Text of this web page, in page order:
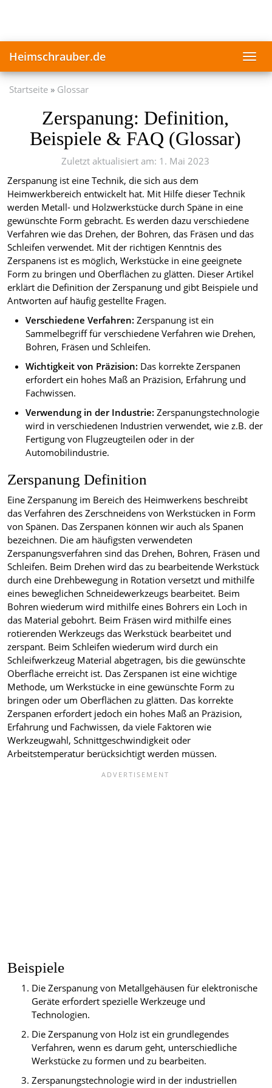
Heimschrauber.de
Startseite Glossar
Zerspanung: Definition,
Beispiele & FAQ (Glossar)
Zuletzt aktualisiert am: 1. Mai 2023
Zerspanung ist eine Technik, die sich aus dem
Heimwerkbereich entwickelt hat. Mit Hilfe dieser Technik
werden Metall- und Holzwerkstücke durch Späne in eine
gewünschte Form gebracht. Es werden dazu verschiedene
Verfahren wie das Drehen, der Bohren, das Fräsen und das
Schleifen verwendet. Mit der richtigen Kenntnis des
Zerspanens ist es möglich, Werkstücke in eine geeignete
Form zu bringen und Oberflächen zu glätten. Dieser Artikel
erklärt die Definition der Zerspanung und gibt Beispiele und
Antworten auf häufig gestellte Fragen.
Verschiedene Verfahren: Zerspanung ist ein
Sammelbegriff für verschiedene Verfahren wie Drehen,
Bohren, Fräsen und Schleifen.
Wichtigkeit von Präzision: Das korrekte Zerspanen
erfordert ein hohes Maß an Präzision, Erfahrung und
Fachwissen.
Verwendung in der Industrie: Zerspanungstechnologie
wird in verschiedenen Industrien verwendet, wie z.B. der
Fertigung von Flugzeugteilen oder in der
Automobilindustrie.
Zerspanung Definition
Eine Zerspanung im Bereich des Heimwerkens beschreibt
das Verfahren des Zerschneidens von Werkstücken in Form
von Spänen. Das Zerspanen können wir auch als Spanen
bezeichnen. Die am häufigsten verwendeten
Zerspanungsverfahren sind das Drehen, Bohren, Fräsen und
Schleifen. Beim Drehen wird das zu bearbeitende Werkstück
durch eine Drehbewegung in Rotation versetzt und mithilfe
eines beweglichen Schneidewerkzeugs bearbeitet. Beim
Bohren wiederum wird mithilfe eines Bohrers ein Loch in
das Material gebohrt. Beim Fräsen wird mithilfe eines
rotierenden Werkzeugs das Werkstück bearbeitet und
zerspant. Beim Schleifen wiederum wird durch ein
Schleifwerkzeug Material abgetragen, bis die gewünschte
Oberfläche erreicht ist. Das Zerspanen ist eine wichtige
Methode, um Werkstücke in eine gewünschte Form zu
bringen oder um Oberflächen zu glätten. Das korrekte
Zerspanen erfordert jedoch ein hohes Maß an Präzision,
Erfahrung und Fachwissen, da viele Faktoren wie
Werkzeugwahl, Schnittgeschwindigkeit oder
Arbeitstemperatur berücksichtigt werden müssen.
Beispiele
Die Zerspanung von Metallgehäusen für elektronische
Geräte erfordert spezielle Werkzeuge und
Technologien.
Die Zerspanung von Holz ist ein grundlegendes
Verfahren, wenn es darum geht, unterschiedliche
Werkstücke zu formen und zu bearbeiten.
Zerspanungstechnologie wird in der industriellen